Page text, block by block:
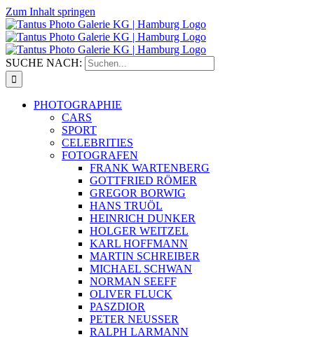
Zum Inhalt springen
SUCHE NACH:
PHOTOGRAPHIE
CARS
SPORT
CELEBRITIES
FOTOGRAFEN
FRANK WARTENBERG
GOTTFRIED RÖMER
GREGOR BORWIG
HANS TRUÖL
HEINRICH DUNKER
HOLGER WEITZEL
KARL HOFFMANN
MARTIN SCHREIBER
MICHAEL SCHWAN
NORMAN SEEFF
OLIVER FLUCK
PASZDIOR
PETER NEUSSER
RALPH LARMANN